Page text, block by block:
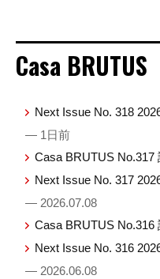
Casa BRUTUS
Next Issue No. 318
— 1日前
Casa BRUTUS No.317
Next Issue No. 317
— 2026.07.08
Casa BRUTUS No.316
Next Issue No. 316
— 2026.06.08